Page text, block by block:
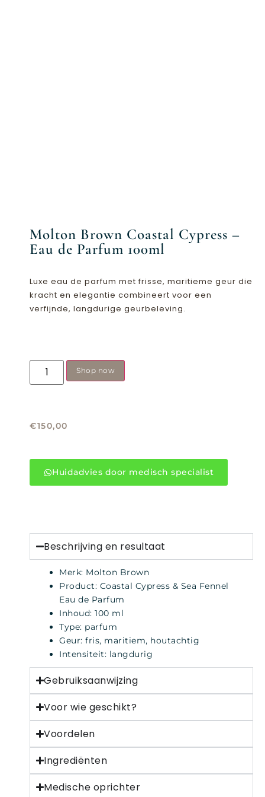
Molton Brown Coastal Cypress –
Eau de Parfum 100ml
Luxe eau de parfum met frisse, maritieme geur die
kracht en elegantie combineert voor een
verfijnde, langdurige geurbeleving.
Shop now
€150,00
Huidadvies door medisch specialist
Beschrijving en resultaat
Merk: Molton Brown
Product: Coastal Cypress & Sea Fennel
Eau de Parfum
Inhoud: 100 ml
Type: parfum
Geur: fris, maritiem, houtachtig
Intensiteit: langdurig
Gebruiksaanwijzing
Voor wie geschikt?
Voordelen
Ingrediënten
Medische oprichter